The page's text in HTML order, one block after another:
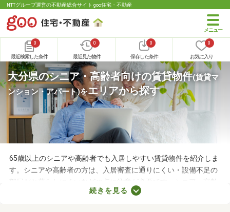
NTTグループ運営の不動産総合サイト goo住宅・不動産
0
最近検索した条件
0
最近見た物件
0
保存した条件
0
お気に入り
大分県のシニア・高齢者向けの賃貸物件(賃貸マ
ンション・アパート)をエリアから探す
65歳以上のシニアや高齢者でも入居しやすい賃貸物件を紹介しま
す。シニアや高齢者の方は、入居審査に通りにくい・設備不足の
部屋だと暮らしにくいなどの点に注意が必要です。シニア・高齢
者向けの物件はバリアフリー仕様が多いので、足腰が悪くても不
続きを見る